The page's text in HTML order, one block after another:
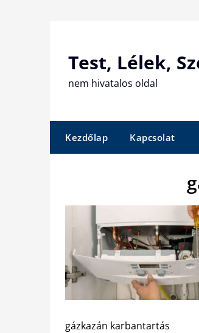
Test, Lélek,
nem hivatalos oldal
Kezdőlap Kapcsolat
gázkazán karbantartás